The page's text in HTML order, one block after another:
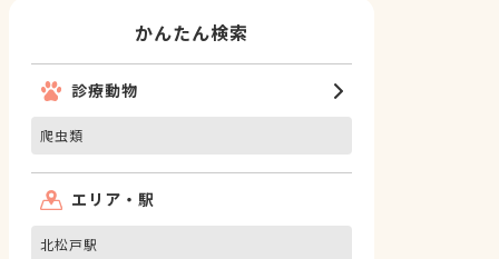
かんたん検索
診療動物
爬虫類
エリア・駅
北松戸駅